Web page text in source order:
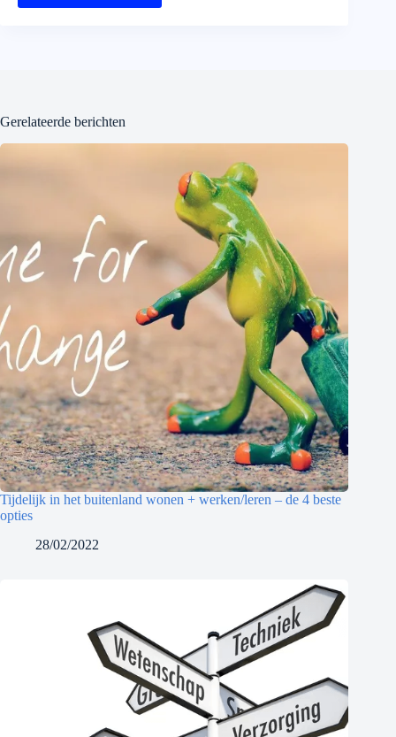
Gerelateerde berichten
Tijdelijk in het buitenland wonen + werken/leren – de 4 beste
opties
28/02/2022